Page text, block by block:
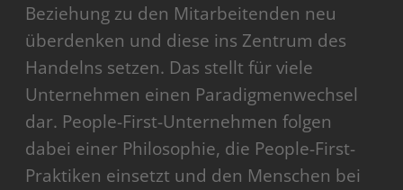
Beziehung zu den Mitarbeitenden neu
überdenken und diese ins Zentrum des
Handelns setzen. Das stellt für viele
Unternehmen einen Paradigmenwechsel
dar. People-First-Unternehmen folgen
dabei einer Philosophie, die People-First-
Praktiken einsetzt und den Menschen bei